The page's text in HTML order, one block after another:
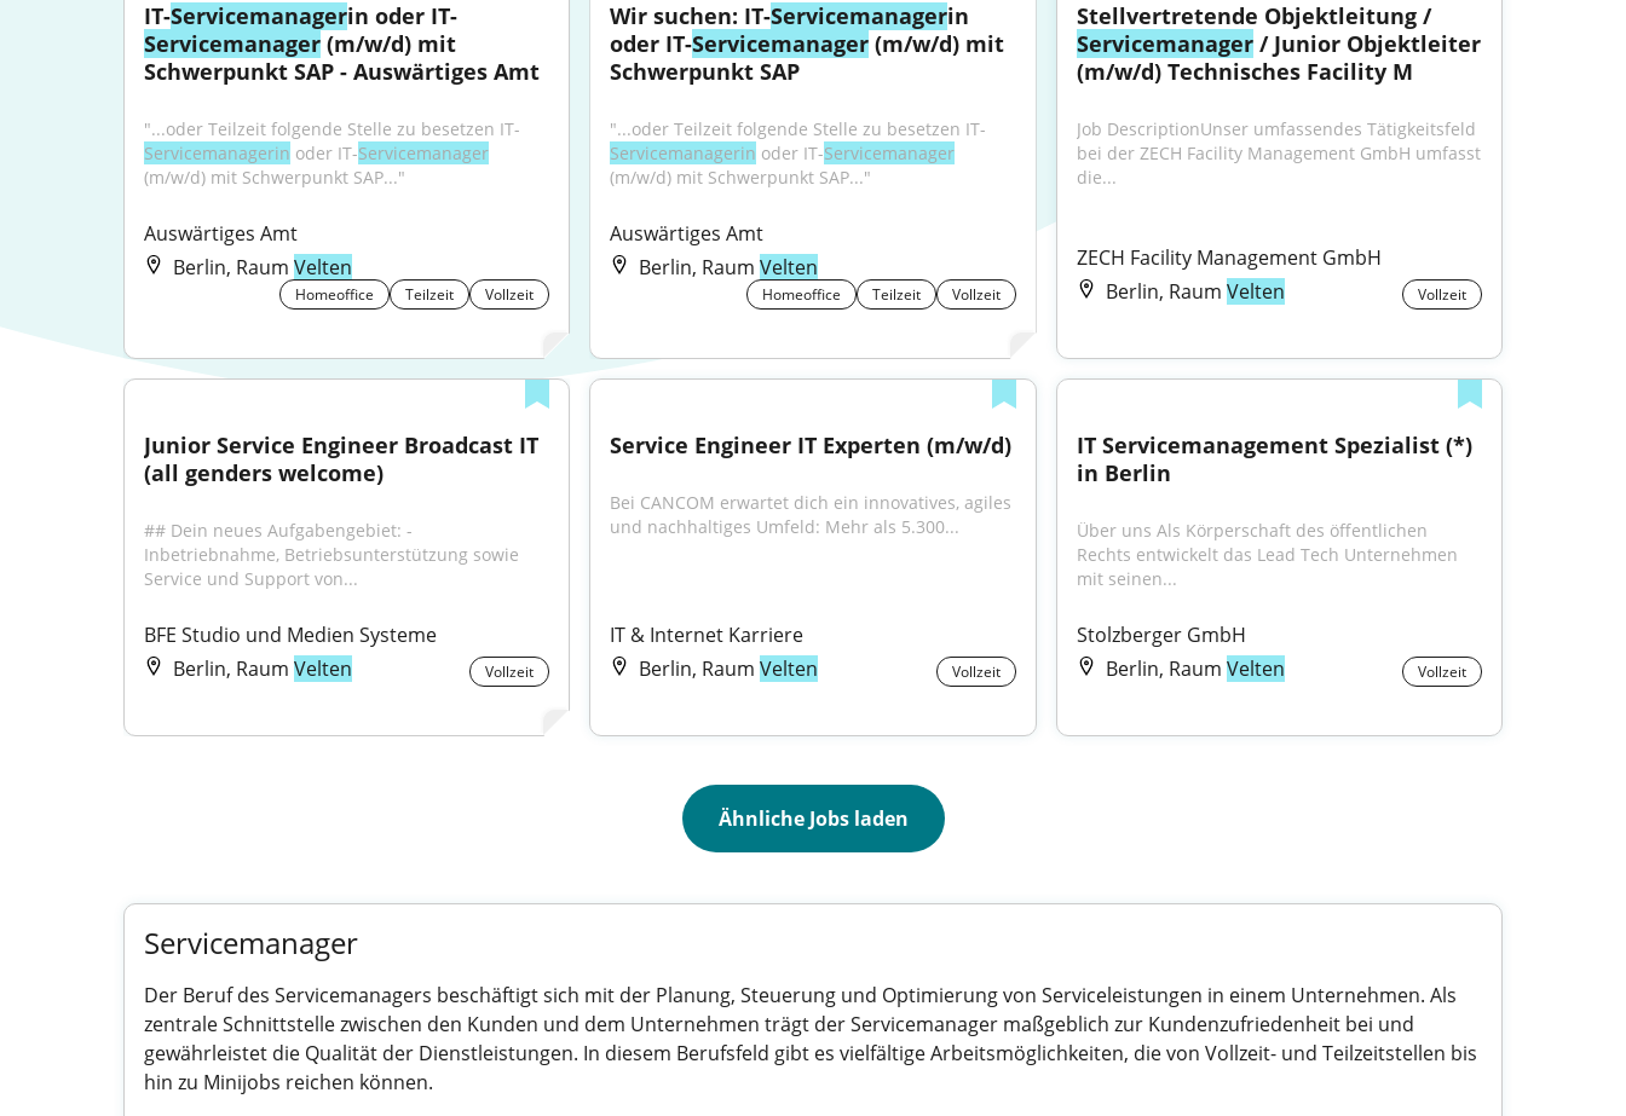
IT-Servicemanagerin oder IT-
Servicemanager (m/w/d) mit
Schwerpunkt SAP - Auswärtiges Amt
"...oder Teilzeit folgende Stelle zu besetzen IT-
Servicemanagerin oder IT-Servicemanager
(m/w/d) mit Schwerpunkt SAP..."
Auswärtiges Amt
Berlin, Raum Velten
Homeoffice Teilzeit Vollzeit
Wir suchen: IT-Servicemanagerin
oder IT-Servicemanager (m/w/d) mit
Schwerpunkt SAP
"...oder Teilzeit folgende Stelle zu besetzen IT-
Servicemanagerin oder IT-Servicemanager
(m/w/d) mit Schwerpunkt SAP..."
Auswärtiges Amt
Berlin, RaumVelten
Homeoffice Teilzeit Vollzeit
Stellvertretende Objektleitung /
Servicemanager / Junior Objektleiter
(m/w/d) Technisches Facility M
Job DescriptionUnser umfassendes Tätigkeitsfeld
bei der ZECH Facility Management GmbH umfasst
die...
ZECH Facility Management GmbH
Berlin, Raum Velten Vollzeit
Junior Service Engineer Broadcast IT
(all genders welcome)
## Dein neues Aufgabengebiet: -
Inbetriebnahme, Betriebsunterstützung sowie
Service und Support von...
BFE Studio und Medien Systeme
Berlin, Raum Velten Vollzeit
Service Engineer IT Experten (m/w/d)
Bei CANCOM erwartet dich ein innovatives, agiles
und nachhaltiges Umfeld: Mehr als 5.300...
IT & Internet Karriere
Berlin, RaumVelten Vollzeit
IT Servicemanagement Spezialist (*)
in Berlin
Über uns Als Körperschaft des öffentlichen
Rechts entwickelt das Lead Tech Unternehmen
mit seinen...
Stolzberger GmbH
Berlin, Raum Velten Vollzeit
Ähnliche Jobs laden
Servicemanager
Der Beruf des Servicemanagers beschäftigt sich mit der Planung, Steuerung und Optimierung von Serviceleistungen in einem Unternehmen. Als
zentrale Schnittstelle zwischen den Kunden und dem Unternehmen trägt der Servicemanager maßgeblich zur Kundenzufriedenheit bei und
gewährleistet die Qualität der Dienstleistungen. In diesem Berufsfeld gibt es vielfältige Arbeitsmöglichkeiten, die von Vollzeit- und Teilzeitstellen bis
hin zu Minijobs reichen können.